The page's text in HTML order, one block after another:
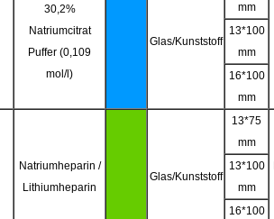
30,2%
Natriumcitrat
Puffer (0,109
mol/l)
Glas/Kunststoff
mm
13*100
mm
16*100
mm
Natriumheparin /
Lithiumheparin
Glas/Kunststoff
13*75
mm
13*100
mm
16*100